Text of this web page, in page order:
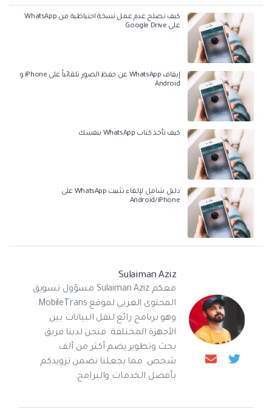
كيف تصلح عدم عمل نسخة احتياطية من WhatsApp
على Google Drive
إيقاف WhatsApp عن حفظ الصور تلقائياً على iPhone و
Android
كيف تأخذ كتاب WhatsApp بنفسك
دليل شامل لإلغاء تثبيت WhatsApp على
Android/iPhone
Sulaiman Aziz
معكم Sulaiman Aziz مسؤول تسويق
المحتوى العربي لموقع MobileTrans.
وهو برنامج رائع لنقل البيانات بين
الأجهزة المختلفة. فنحن لدينا فريق
بحث وتطوير يضم أكثر من ألف
شخص. مما يجعلنا نضمن تزويدكم
بأفضل الخدمات والبرامج.